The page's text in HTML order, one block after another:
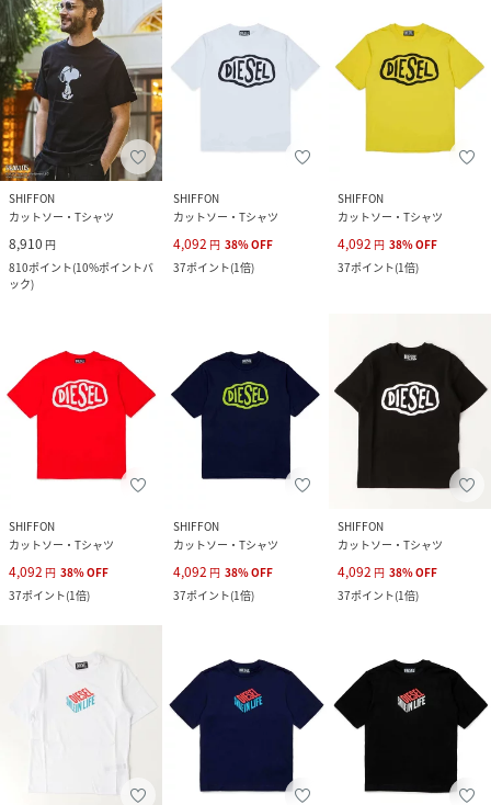
SHIFFON
カットソー・Tシャツ
8,910 円
810ポイント(10%ポイントバ
ック)
SHIFFON
カットソー・Tシャツ
4,092 円 38%OFF
37ポイント(1倍)
SHIFFON
カットソー・Tシャツ
4,092 円 38%OFF
37ポイント(1倍)
SHIFFON
カットソー・Tシャツ
4,092 円 38%OFF
37ポイント(1倍)
SHIFFON
カットソー・Tシャツ
4,092 円 38%OFF
37ポイント(1倍)
SHIFFON
カットソー・Tシャツ
4,092 円 38%OFF
37ポイント(1倍)